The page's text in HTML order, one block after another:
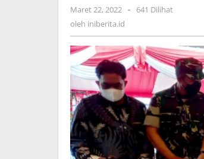
Maret 22, 2022 oleh
-
641 Dilihat
oleh iniberita.id